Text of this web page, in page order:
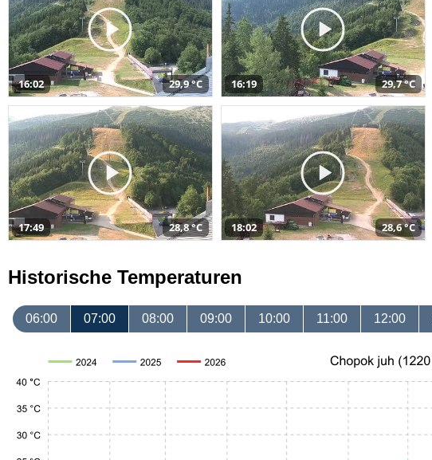
16:02 29,9 °C 16:19 29,7 °C
17:49 28,8 °C 18:02 28,6 °C
Historische Temperaturen
06:00 07:00 08:00 09:00 10:00 11:00 12:00